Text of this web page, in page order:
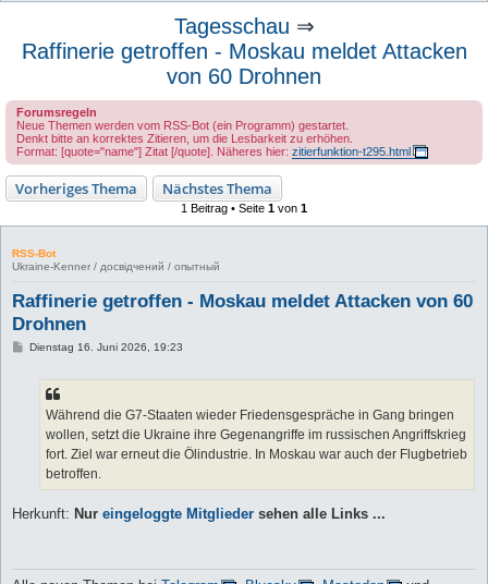
Tagesschau ⇒
Raffinerie getroffen - Moskau meldet Attacken
von 60 Drohnen
Forumsregeln
Neue Themen werden vom RSS-Bot (ein Programm) gestartet.
Denkt bitte an korrektes Zitieren, um die Lesbarkeit zu erhöhen.
Format: [quote="name"] Zitat [/quote]. Näheres hier: zitierfunktion-t295.html
Vorheriges Thema Nächstes Thema
1 Beitrag • Seite 1 von 1
RSS-Bot
Ukraine-Kenner / досвідчений / опытный
Raffinerie getroffen - Moskau meldet Attacken von 60
Drohnen
BDienstag 16. Juni 2026, 19:23
Während die G7-Staaten wieder Friedensgespräche in Gang bringen
wollen, setzt die Ukraine ihre Gegenangriffe im russischen Angriffskrieg
fort. Ziel war erneut die Ölindustrie. In Moskau war auch der Flugbetrieb
betroffen.
Herkunft: Nur eingeloggte Mitglieder sehen alle Links ...